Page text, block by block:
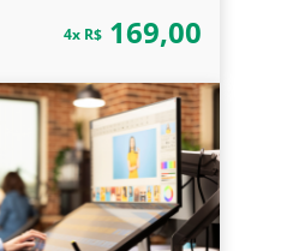
4x R$169,00